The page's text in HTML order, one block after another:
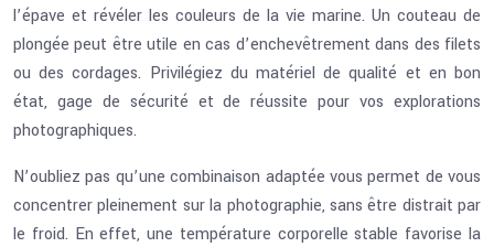
l’épave et révéler les couleurs de la vie marine. Un couteau de
plongée peut être utile en cas d’enchevêtrement dans des filets
ou des cordages. Privilégiez du matériel de qualité et en bon
état, gage de sécurité et de réussite pour vos explorations
photographiques.
N’oubliez pas qu’une combinaison adaptée vous permet de vous
concentrer pleinement sur la photographie, sans être distrait par
le froid. En effet, une température corporelle stable favorise la